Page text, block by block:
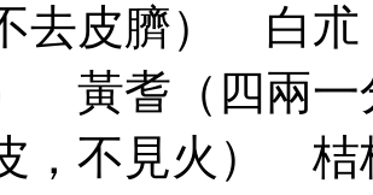
去皮臍） 白
黃耆（四兩
，不見火）